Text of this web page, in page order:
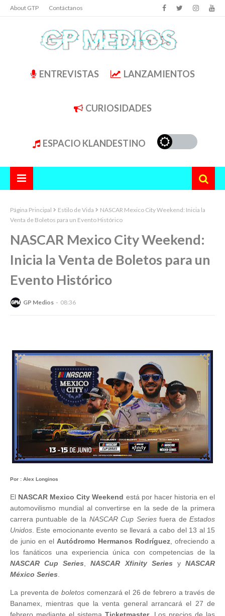
About GTP Contáctanos
ENTREVISTAS LANZAMIENTOS
CURIOSIDADES
ESPACIO KLANDESTINO
Página Principal Estilo de Vida
NASCAR Mexico City Weekend: Inicia la
Venta de Boletos para un Evento Histórico
NASCAR Mexico City Weekend:
Inicia la Venta de Boletos para un
Evento Histórico
GP Medios 08:36
Por : Alex Longinos
El NASCAR Mexico City Weekend está por hacer historia en el
automovilismo mundial al convertirse en la sede de la primera
carrera puntuable de la NASCAR Cup Seriesfuera deEstados
Unidos. Este emocionante evento se llevará a cabo del 13 al 15
de junio en el Autódromo Hermanos Rodríguez, ofreciendo a
los fanáticos una experiencia única con competencias de la
NASCAR Cup Series,NASCAR Xfinity Series y NASCAR
México Series.
La preventa de boletos comenzará el 26 de febrero a través de
Banamex, mientras que la venta general arrancará el 27 de